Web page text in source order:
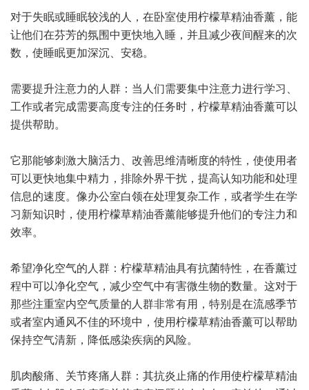
对于失眠或睡眠较浅的人，在卧室使用柠檬草精油香薰，能
让他们在芬芳的氛围中更快地入睡，并且减少夜间醒来的次
数，使睡眠更加深沉、安稳。
需要提升注意力的人群：当人们需要集中注意力进行学习、
工作或者完成需要高度专注的任务时，柠檬草精油香薰可以
提供帮助。
它那能够刺激大脑活力、改善思维清晰度的特性，使使用者
可以更快地集中精力，排除外界干扰，提高认知功能和处理
信息的速度。像办公室白领在处理复杂工作，或者学生在学
习新知识时，使用柠檬草精油香薰能够提升他们的专注力和
效率。
希望净化空气的人群：柠檬草精油具有抗菌特性，在香薰过
程中可以净化空气，减少空气中有害微生物的数量。这对于
那些注重室内空气质量的人群非常有用，特别是在流感季节
或者室内通风不佳的环境中，使用柠檬草精油香薰可以帮助
保持空气清新，降低感染疾病的风险。
肌肉酸痛、关节疼痛人群：其抗炎止痛的作用使柠檬草精油